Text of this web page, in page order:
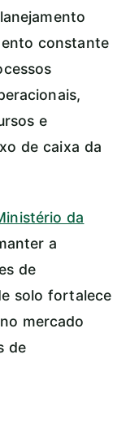
constante
e
de caixa da
da
a
de
solo fortalece
mercado
de